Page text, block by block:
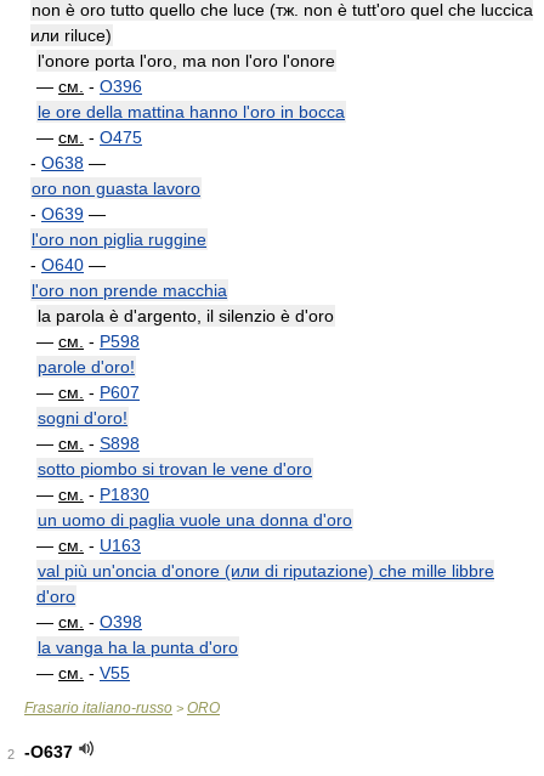
non è oro tutto quello che luce (тж. non è tutt'oro quel che luccica
или riluce)
l'onore porta l'oro, ma non l'oro l'onore
— см. - O396
le ore della mattina hanno l'oro in bocca
— см. - O475
- O638 —
oro non guasta lavoro
- O639 —
l'oro non piglia ruggine
- O640 —
l'oro non prende macchia
la parola è d'argento, il silenzio è d'oro
— см. - P598
parole d'oro!
— см. - P607
sogni d'oro!
— см. - S898
sotto piombo si trovan le vene d'oro
— см. - P1830
un uomo di paglia vuole una donna d'oro
— см. - U163
val più un'oncia d'onore (или di riputazione) che mille libbre
d'oro
— см. - O398
la vanga ha la punta d'oro
— см. - V55
Frasario italiano-russo > ORO
2
-O637